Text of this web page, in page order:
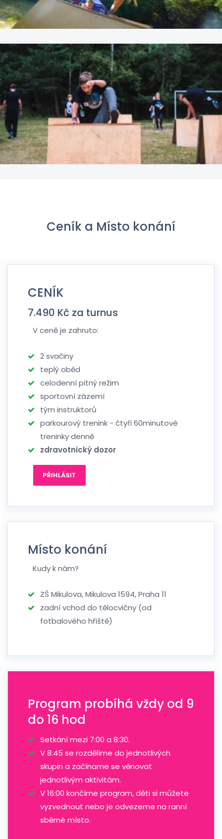
Ceník a Místo konání
CENÍK
7.490 Kč za turnus
V ceně je zahruto:
2 svačiny
teplý oběd
celodenní pitný režim
sportovní zázemí
tým instruktorů
parkourový trenink - čtyři 60minutové
treninky denně
zdravotnický dozor
Místo konání
Kudy k nám?
ZŠ Mikulova, Mikulova 1594, Praha 11
zadní vchod do tělocvičny (od
fotbalového hřiště)
Program probíhá vždy od 9
do 16 hod
Setkání mezi 7:00 a 8:30.
V 8:45 se rozdělíme do jednotlivých
skupin a začíname se věnovat
jednotlivým aktivitám.
V 16:00 končíme program, děti si můžete
vyzvednout nebo je odvezeme na ranní
sběrné místo.